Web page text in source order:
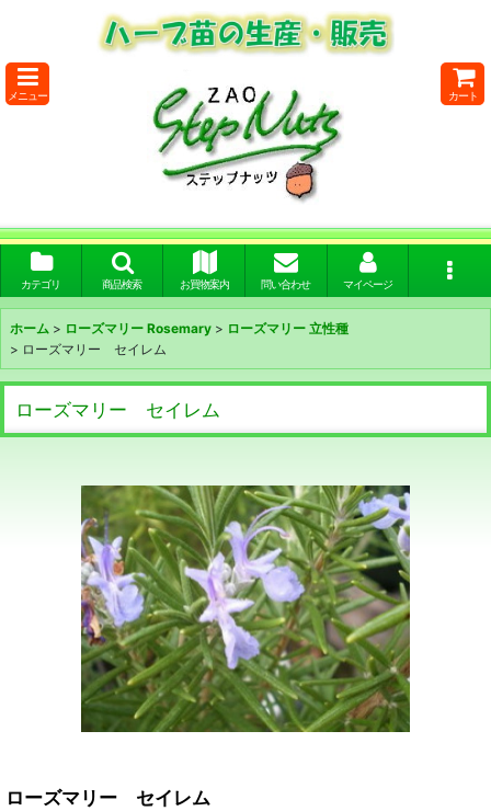
メニュー カート
カテゴリ 商品検索 お買物案内 問い合わせ マイページ
ホーム > ローズマリー Rosemary > ローズマリー 立性種
> ローズマリー セイレム
ローズマリー セイレム
ローズマリー セイレム